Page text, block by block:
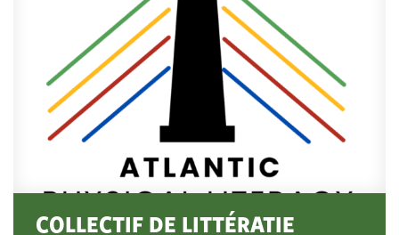
COLLECTIF DE LITTÉRATIE